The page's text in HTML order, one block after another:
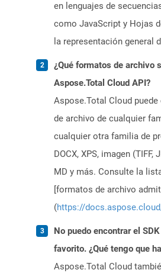
en lenguajes de
como JavaScript y Hojas
la representación general
¿Qué formatos de archivo
Aspose.Total Cloud API?
Aspose.Total Cloud
de archivo de cualquier
cualquier otra familia de
DOCX, XPS, imagen (TIFF,
MD y más. Consulte la
[formatos de archivo
(https://
No puedo encontrar el
favorito. ¿Qué tengo que
Aspose.Total Cloud